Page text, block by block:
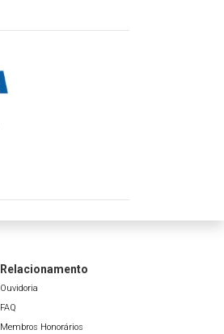
Relacionamento
Ouvidoria
FAQ
Membros Honorários